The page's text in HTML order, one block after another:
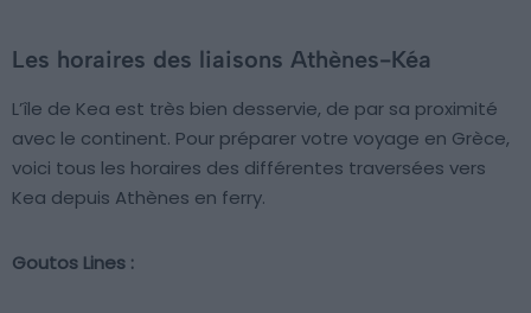
Les horaires des liaisons Athènes-Kéa
L’île de Kea est très bien desservie, de par sa proximité
avec le continent. Pour préparer votre voyage en Grèce,
voici tous les horaires des différentes traversées vers
Kea depuis Athènes en ferry.
Goutos Lines :